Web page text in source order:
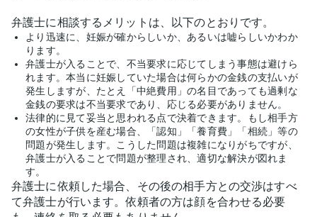
弁護士に相談するメリットは、以下のとおりです。
より迅速に、妊娠が確からしいか、あるいは嘘らしいかわか
ります。
弁護士が入ることで、不当要求に応じてしまう事態は避けら
れます。本当に妊娠していた場合は何らかの金銭の支払いが
発生しますが、たとえ「中絶費用」の名目であっても過剰な
金銭の要求は不当要求であり、応じる必要がありません。
法律的に見て妥当と思われる点で決着できます。もし相手方
の女性が子供を産む場合、「認知」「養育費」「相続」等の
問題が発生します。こうした問題は複雑になりがちですが、
弁護士が入ることで問題が整理され、適切な解決が図れま
す。
弁護士に依頼した場合、その後の相手方との交渉はすべ
て弁護士が行います。依頼者の方は顔を合わせる必要